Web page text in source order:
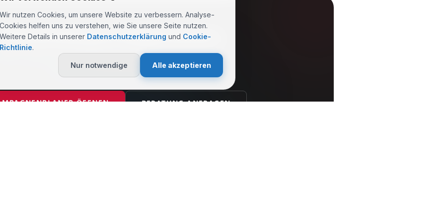
Kinowerbungim Allgäubuchen
Sie Kinos, Laufzeit und Spotlänge im Kampagnenplaner – oder
lassen Sie sich persönlich beraten.
ÖFFNEN BERATUNG ANFRAGEN
Wir nutzen Cookies, um unsere Website zu verbessern. Analyse-
Cookies helfen uns zu verstehen, wie Sie unsere Seite nutzen.
Weitere Details in unserer Datenschutzerklärung und Cookie-
Richtlinie.
Nur notwendige Alle akzeptieren